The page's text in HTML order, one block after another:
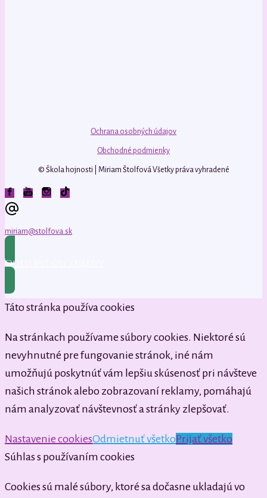
Ochrana osobných údajov
Obchodné podmienky
© Škola hojnosti | Miriam Štolfová Všetky práva vyhradené
miriam@stolfova.sk
Odstúpiť od zmluvy
Táto stránka používa cookies
Na stránkach používame súbory cookies. Niektoré sú
nevyhnutné pre fungovanie stránok, iné nám
umožňujú poskytnúť vám lepšiu skúsenosť pri návšteve
našich stránok alebo zobrazovaní reklamy, pomáhajú
nám analyzovať návštevnosť a stránky zlepšovať.
Nastavenie cookiesOdmietnuť všetkoPrijať všetko
Súhlas s používaním cookies
Cookies sú malé súbory, ktoré sa dočasne ukladajú vo